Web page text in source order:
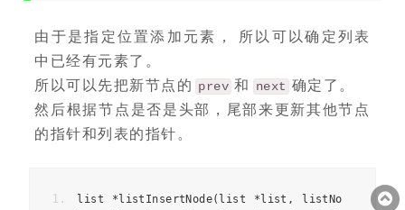
由于是指定位置添加元素， 所以可以确定列表
中已经有元素了。
所以可以先把新节点的 prev 和 next 确定了。
然后根据节点是否是头部，尾部来更新其他节点
的指针和列表的指针。
list * listInsertNode( list * list ,
listNo